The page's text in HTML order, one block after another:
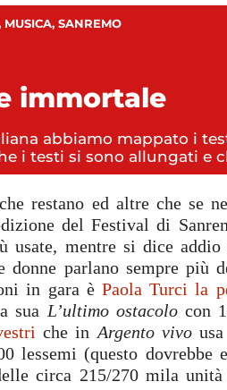
MUSICA, SANREMO
immortale
abbiamo mappato i
i testi si sono allungati e
restano ed altre che se
del Festival di
usate, mentre si dice
donne parlano sempre più
in gara è Paola Turci la
sua L’ultimo ostacolocon
che in Argento vivo
lessemi (questo dovrebbe
circa 215/270 mila unità